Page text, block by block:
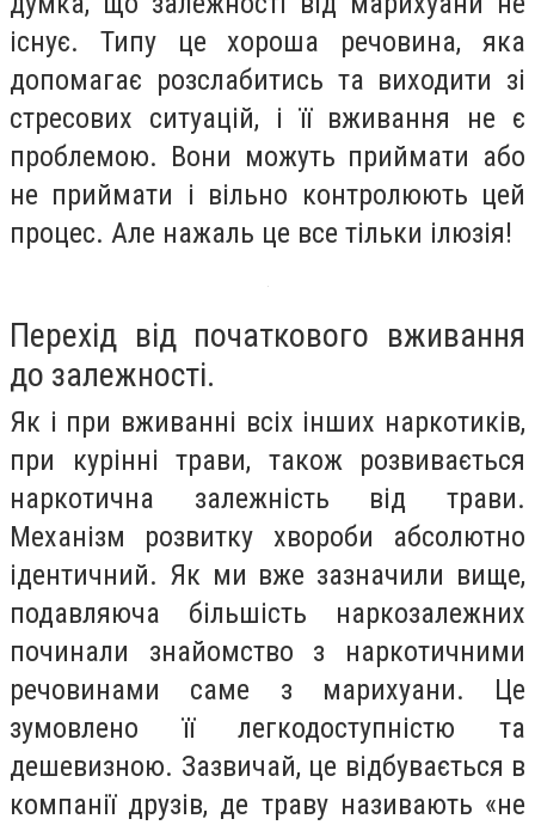
існує. Типу це хороша речовина, яка
допомагає розслабитись та виходити зі
стресових ситуацій, і її вживання не є
проблемою. Вони можуть приймати або
не приймати і вільно контролюють цей
процес. Але нажаль це все тільки ілюзія!
Перехід від початкового вживання
до залежності.
Як і при вживанні всіх інших наркотиків,
при курінні трави, також розвивається
наркотична залежність від трави.
Механізм розвитку хвороби абсолютно
ідентичний. Як ми вже зазначили вище,
подавляюча більшість наркозалежних
починали знайомство з наркотичними
речовинами саме з марихуани. Це
зумовлено її легкодоступністю та
дешевизною. Зазвичай, це відбувається в
компанії друзів, де траву називають «не